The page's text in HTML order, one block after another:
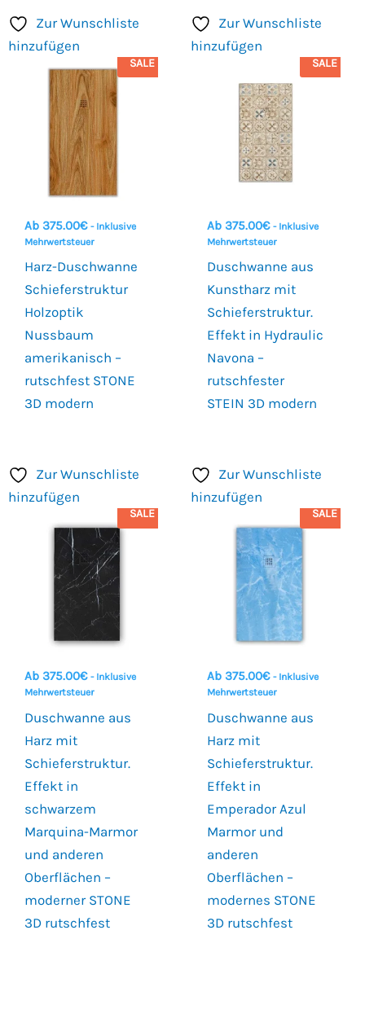
Zur Wunschliste
hinzufügen
SALE
Ab 375.00€ - Inklusive
Mehrwertsteuer
Harz-Duschwanne
Schieferstruktur
Holzoptik
Nussbaum
amerikanisch –
rutschfest STONE
3D modern
Zur Wunschliste
hinzufügen
SALE
Ab 375.00€ - Inklusive
Mehrwertsteuer
Duschwanne aus
Kunstharz mit
Schieferstruktur.
Effekt in Hydraulic
Navona –
rutschfester
STEIN 3D modern
Zur Wunschliste
hinzufügen
SALE
Ab 375.00€ - Inklusive
Mehrwertsteuer
Duschwanne aus
Harz mit
Schieferstruktur.
Effekt in
schwarzem
Marquina-Marmor
und anderen
Oberflächen –
moderner STONE
3D rutschfest
Zur Wunschliste
hinzufügen
SALE
Ab 375.00€ - Inklusive
Mehrwertsteuer
Duschwanne aus
Harz mit
Schieferstruktur.
Effekt in
Emperador Azul
Marmor und
anderen
Oberflächen –
modernes STONE
3D rutschfest